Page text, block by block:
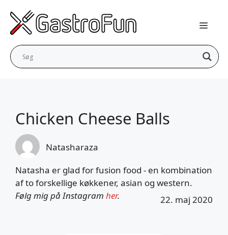
indhold
Chicken Cheese Balls
Natasharaza
Natasha er glad for fusion food - en kombination
af to forskellige køkkener, asian og western.
22. maj 2020
Følg mig på Instagram her.